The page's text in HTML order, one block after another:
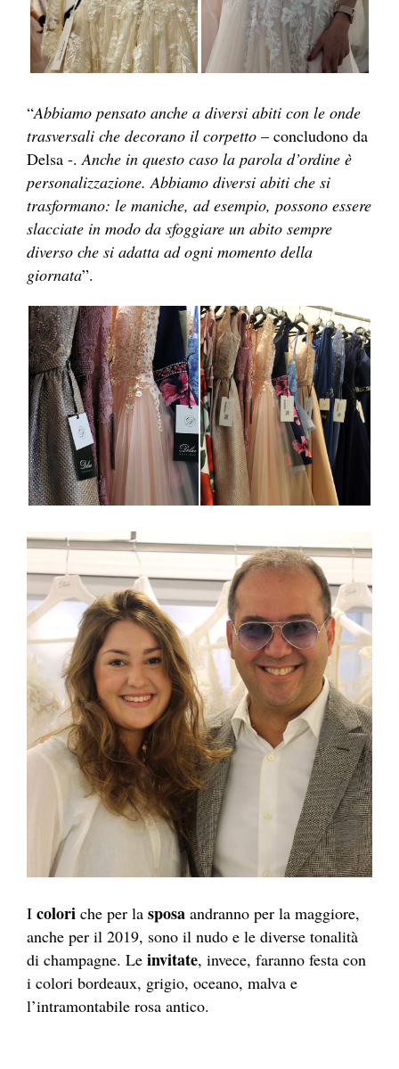
“Abbiamo pensato anche a diversi abiti con le onde
trasversali che decorano il corpetto – concludono da
Delsa -. Anche in questo caso la parola d’ordine è
personalizzazione. Abbiamo diversi abiti che si
trasformano: le maniche, ad esempio, possono essere
slacciate in modo da sfoggiare un abito sempre
diverso che si adatta ad ogni momento della
giornata”.
I colori che per la sposa andranno per la maggiore,
anche per il 2019, sono il nudo e le diverse tonalità
di champagne. Le invitate, invece, faranno festa con
i colori bordeaux, grigio, oceano, malva e
l’intramontabile rosa antico.